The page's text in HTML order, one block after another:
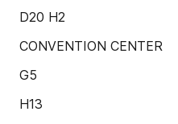
D20 H2
CONVENTION CENTER
G5
H13